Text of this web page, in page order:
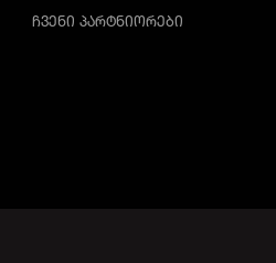
ᲩᲕᲔᲜᲘ ᲞᲐᲠᲢᲜᲘᲝᲠᲔᲑᲘ